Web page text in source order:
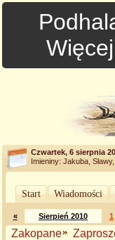
Czwartek, 6 sierpnia
Imieniny: Jakuba,
Start Wiadomości
« Sierpień 2010 1
Zakopane